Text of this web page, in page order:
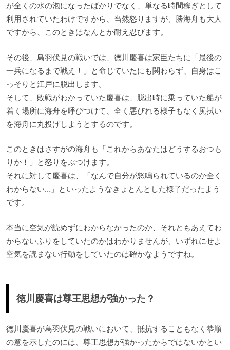
が全くの水の泡になったばかりでなく、単なる時間稼ぎとして
利用されていたわけですから、当然怒りますが、勝海舟も大人
ですから、このときはなんとか耐え忍びます。
その後、鳥羽伏見の戦いでは、徳川慶喜は家臣たちに「最後の
一兵になるまで戦え！」と命じていたにも関わらず、自身はこ
っそりと江戸に脱出します。
そして、敗戦がわかっていた慶喜は、脱出時に乗っていた船が
着く場所に海舟を呼びつけて、全く悪びれる様子もなく尻拭い
を海舟に丸投げしようとするのです。
このときはさすがの海舟も「これからあなたはどうするおつも
りか！」と怒りをぶつけます。
それに対して慶喜は、「なんで自分が怒鳴られているのか全く
わからない…」といったようなきょとんとした様子だったよう
です。
本当に空気が読めずにわからなかったのか、それともあえてわ
からないふりをしていたのかはわかりませんが、いずれにせよ
空気を読まない行動をしていたのは確かなようですね。
徳川慶喜は尊王思想が強かった？
徳川慶喜が鳥羽伏見の戦いにおいて、抵抗することもなく恭順
の意を示したのには、尊王思想が強かったからではないかとい